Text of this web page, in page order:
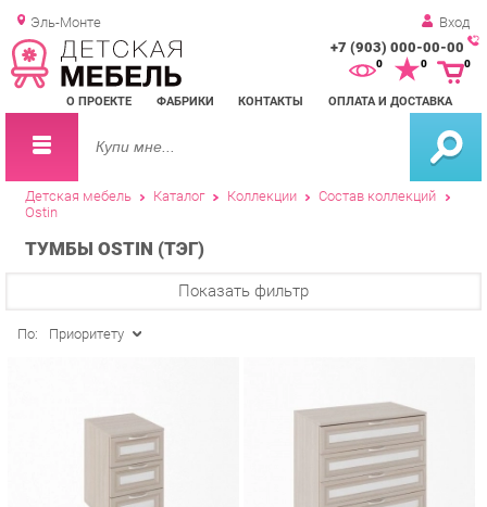
Эль-Монте Вход
+7 (903) 000-00-00
О ПРОЕКТЕ ФАБРИКИ КОНТАКТЫ ОПЛАТА И ДОСТАВКА
0 0
Детская мебель Каталог Коллекции Состав коллекций
Ostin
ТУМБЫ OSTIN (ТЭГ)